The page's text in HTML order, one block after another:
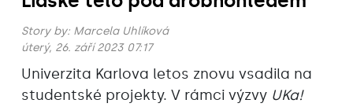
Story by: Marcela Uhlíková
úterý, 26. září 2023 07:17
Univerzita Karlova letos znovu vsadila na
studentské projekty. V rámci výzvy UKa!